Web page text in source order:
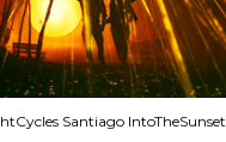
Santiago IntoTheSunset